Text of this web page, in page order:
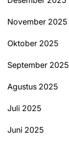
November 2025
Oktober 2025
September 2025
Agustus 2025
Juli 2025
Juni 2025